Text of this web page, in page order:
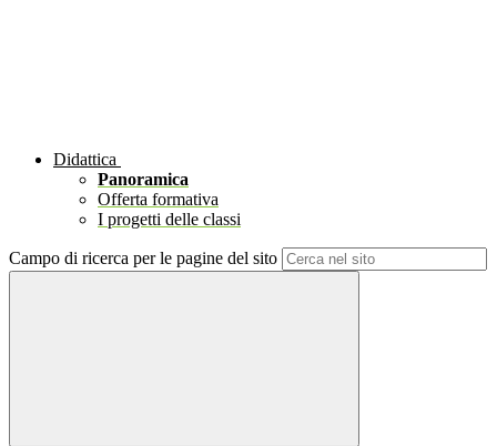
Didattica
Panoramica
Offerta formativa
I progetti delle classi
Campo di ricerca per le pagine del sito